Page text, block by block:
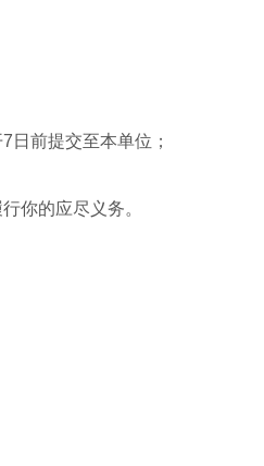
前提交至本单位；
你的应尽义务。